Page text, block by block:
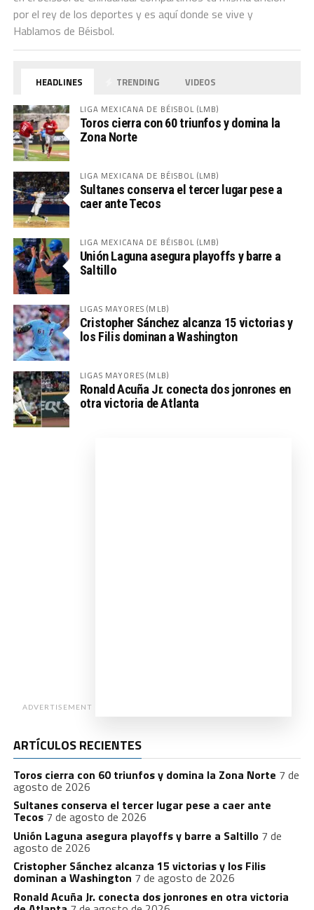
por el rey de los deportes y es aquí donde se vive y
Hablamos de Béisbol.
HEADLINES TRENDING VIDEOS
LIGA MEXICANA DE BÉISBOL (LMB)
Toros cierra con 60 triunfos y domina la
Zona Norte
LIGA MEXICANA DE BÉISBOL (LMB)
Sultanes conserva el tercer lugar pese a
caer ante Tecos
LIGA MEXICANA DE BÉISBOL (LMB)
Unión Laguna asegura playoffs y barre a
Saltillo
LIGAS MAYORES (MLB)
Cristopher Sánchez alcanza 15 victorias y
los Filis dominan a Washington
LIGAS MAYORES (MLB)
Ronald Acuña Jr. conecta dos jonrones en
otra victoria de Atlanta
ADVERTISEMENT
ARTÍCULOS RECIENTES
Toros cierra con 60 triunfos y domina la Zona Norte 7 de
agosto de 2026
Sultanes conserva el tercer lugar pese a caer ante
Tecos 7 de agosto de 2026
Unión Laguna asegura playoffs y barre a Saltillo 7 de
agosto de 2026
Cristopher Sánchez alcanza 15 victorias y los Filis
dominan a Washington 7 de agosto de 2026
Ronald Acuña Jr. conecta dos jonrones en otra victoria